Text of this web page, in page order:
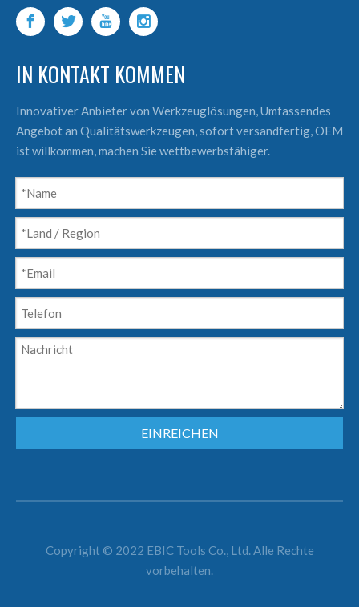
IN KONTAKT KOMMEN
Innovativer Anbieter von Werkzeuglösungen, Umfassendes
Angebot an Qualitätswerkzeugen, sofort versandfertig, OEM
ist willkommen, machen Sie wettbewerbsfähiger.
EINREICHEN
Copyright © 2022 EBIC Tools Co., Ltd. Alle Rechte
vorbehalten.